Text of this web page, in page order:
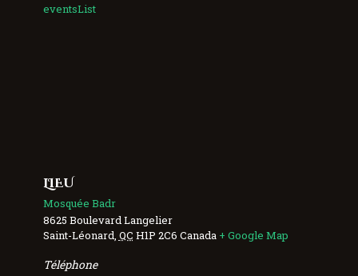
eventsList
LIEU
Mosquée Badr
8625 Boulevard Langelier
Saint-Léonard QC H1P 2C6 Canada + Google Map
Téléphone